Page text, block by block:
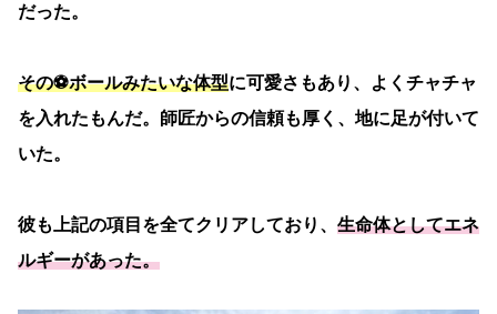
だった。
その⚽️ボールみたいな体型に可愛さもあり、よくチャチャ
を入れたもんだ。師匠からの信頼も厚く、地に足が付いて
いた。
彼も上記の項目を全てクリアしており、 生命体としてエネ
ルギーがあった。